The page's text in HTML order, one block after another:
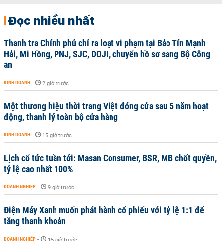
Đọc nhiều nhất
Thanh tra Chính phủ chỉ ra loạt vi phạm tại Bảo Tín Mạnh
Hải, Mi Hồng, PNJ, SJC, DOJI, chuyển hồ sơ sang Bộ Công
an
KINH DOANH - 2 giờ trước
Một thương hiệu thời trang Việt đóng cửa sau 5 năm hoạt
động, thanh lý toàn bộ cửa hàng
KINH DOANH - 15 giờ trước
Lịch cổ tức tuần tới: Masan Consumer, BSR, MB chốt quyền,
tỷ lệ cao nhất 100%
DOANH NGHIỆP - 9 giờ trước
Điện Máy Xanh muốn phát hành cổ phiếu với tỷ lệ 1:1 để
tăng thanh khoản
DOANH NGHIỆP -